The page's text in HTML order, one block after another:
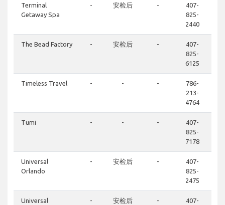
Terminal
Getaway Spa
- 安检后 -
407-
825-
2440
The Bead Factory - 安检后 -
407-
825-
6125
Timeless Travel - - -
786-
213-
4764
Tumi - - -
407-
825-
7178
Universal
Orlando
- 安检后 -
407-
825-
2475
Universal
- 安检后 -
407-